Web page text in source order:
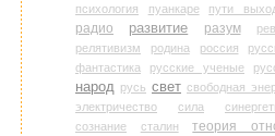
психология
пуанкаре пути
радио развитие разум
релятивизм
родина россия
фантастика
русские ученые
народ русь свет свободная
электричество
сила
сознание
сталин теория